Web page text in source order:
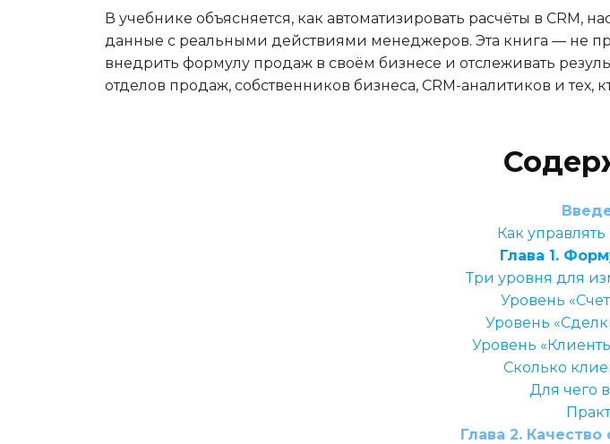
В учебнике объясняется, как автоматизировать расчёты в CRM,
данные с реальными действиями менеджеров. Эта книга — не
внедрить формулу продаж в своём бизнесе и отслеживать
отделов продаж, собственников бизнеса, CRM-аналитиков и тех,
Как
Глава 1.
Три уровня для
Уровень
Уровень
Уровень
Сколько
Для чего
Глава 2.